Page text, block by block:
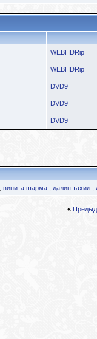
WEBHDRip
WEBHDRip
DVD9
DVD9
DVD9
винита шарма далип тахил
«